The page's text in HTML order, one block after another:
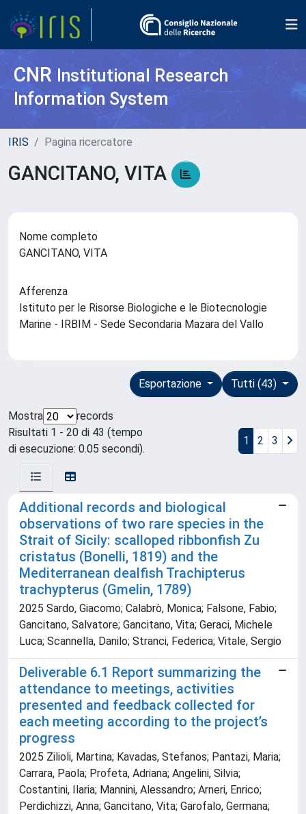
CNR Institutional Research
Information System
IRIS Pagina ricercatore
GANCITANO, VITA
Nome completo
GANCITANO, VITA
Afferenza
Istituto per le Risorse Biologiche e le Biotecnologie
Marine - IRBIM - Sede Secondaria Mazara del Vallo
Tutti (43)
Esportazione
Mostra
records
Risultati 1 - 20 di 43 (tempo
di esecuzione: 0.05 secondi).
1 2 3
Additional records and biological
observations of two rare species in the
Strait of Sicily: scalloped ribbonfish Zu
cristatus (Bonelli, 1819) and the
Mediterranean dealfish Trachipterus
trachypterus (Gmelin, 1789)
2025 Sardo, Giacomo; Calabrò, Monica; Falsone, Fabio;
Gancitano, Salvatore; Gancitano, Vita; Geraci, Michele
Luca; Scannella, Danilo; Stranci, Federica; Vitale, Sergio
Deliverable 6.1 Report summarizing the
attendance to meetings, activities
presented and feedback collected for
each meeting according to the project’s
progress
2025 Zilioli, Martina; Kavadas, Stefanos; Pantazi, Maria;
Carrara, Paola; Profeta, Adriana; Angelini, Silvia;
Costantini, Ilaria; Mannini, Alessandro; Arneri, Enrico;
Perdichizzi, Anna; Gancitano, Vita; Garofalo, Germana;